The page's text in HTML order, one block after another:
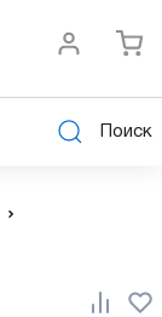
Поиск